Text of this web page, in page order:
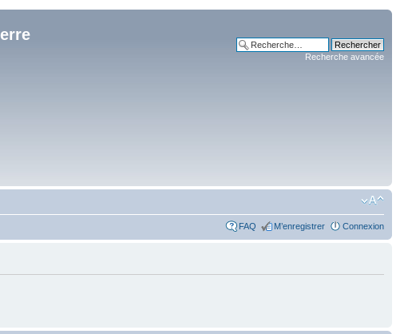
Recherche avancée
FAQ M’enregistrer Connexion